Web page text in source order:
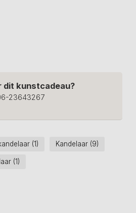
dit kunstcadeau?
23643267
(1) Kandelaar (9)
(1)